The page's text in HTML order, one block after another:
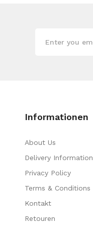
Informationen
About Us
Delivery Information
Privacy Policy
Terms & Conditions
Kontakt
Retouren